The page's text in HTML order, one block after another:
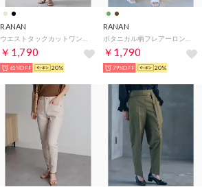
RANAN
￥1,790
61%OFF 20%
RANAN
￥1,790
79%OFF 20%